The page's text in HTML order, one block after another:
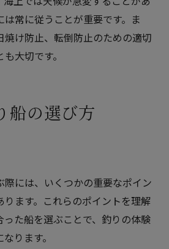
常に従うことが重要です。ま
焼け防止、転倒防止のための適切
大切です。
船の選び方
際には、いくつかの重要なポイン
ります。これらのポイントを理解
った船を選ぶことで、釣りの体験
ります。